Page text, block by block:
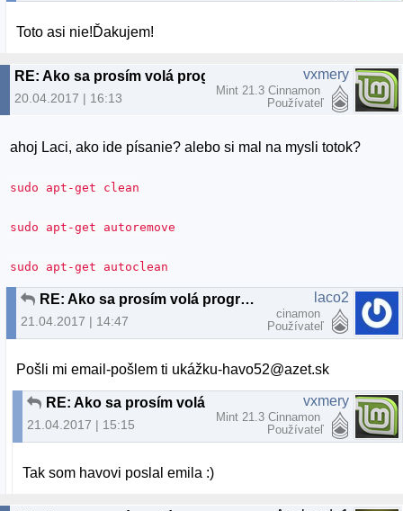
Toto asi nie!Ďakujem!
RE: Ako sa prosím volá program
20.04.2017 | 16:13
vxmery
Mint 21.3 Cinnamon
Používateľ
ahoj Laci, ako ide písanie? alebo si mal na mysli totok?
sudo apt-get clean
sudo apt-get autoremove
sudo apt-get autoclean
RE: Ako sa prosím volá program
21.04.2017 | 14:47
laco2
cinamon
Používateľ
Pošli mi email-pošlem ti ukážku-havo52@azet.sk
21.04.2017 | 15:15
vxmery
Mint 21.3 Cinnamon
Používateľ
Tak som havovi poslal emila :)